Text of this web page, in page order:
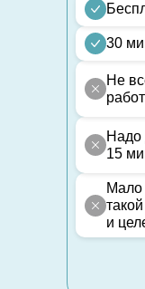
30
Не
Надо
15
Мало
и